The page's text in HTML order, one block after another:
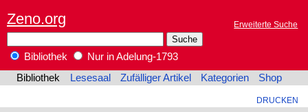
Zeno.org Erweiterte Suche
Bibliothek
Nur in Adelung-1793
Bibliothek
Lesesaal Zufälliger Artikel Kategorien Shop
DRUCKEN